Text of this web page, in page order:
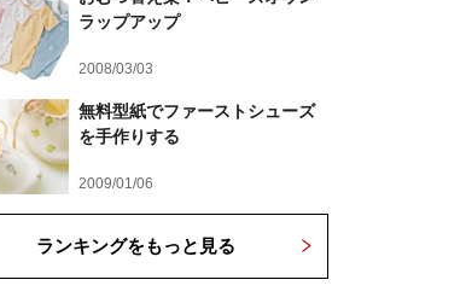
ラップアップ
2008/03/03
無料型紙でファーストシューズ
を手作りする
2009/01/06
ランキングをもっと見る